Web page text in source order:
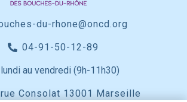
du-rhone@oncd.org
04-91-50-12-89
au vendredi (9h-11h30)
Consolat 13001 Marseille